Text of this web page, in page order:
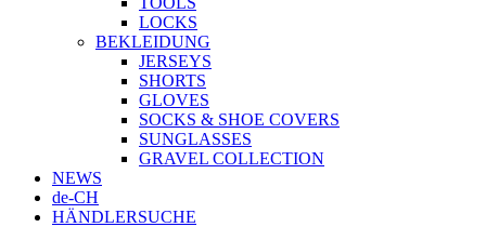
LOCKS
BEKLEIDUNG
JERSEYS
SHORTS
GLOVES
SOCKS & SHOE COVERS
SUNGLASSES
GRAVEL COLLECTION
NEWS
de-CH
HÄNDLERSUCHE